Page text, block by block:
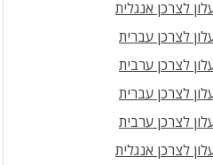
לצרכן אנגלית
לצרכן עברית
לצרכן ערבית
לצרכן עברית
לצרכן ערבית
לצרכן אנגלית